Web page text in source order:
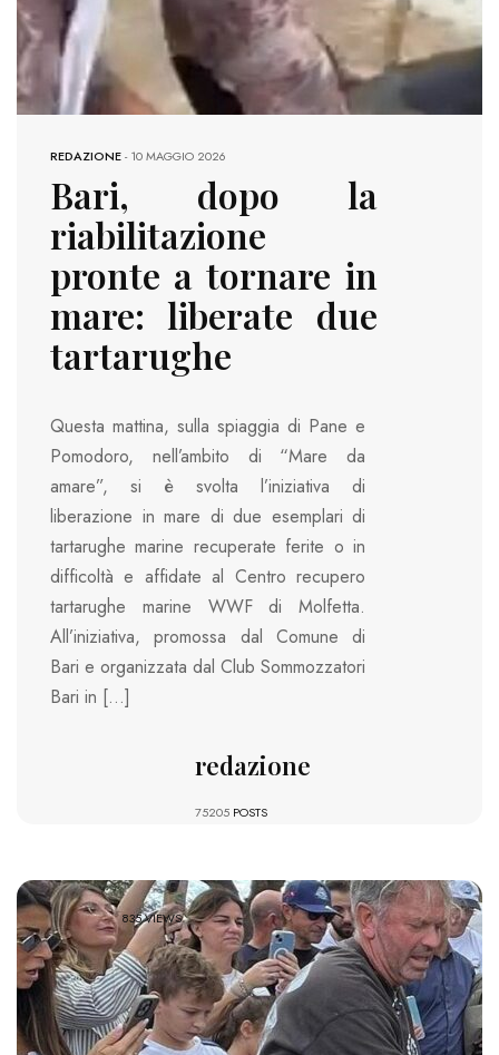
REDAZIONE-10 MAGGIO 2026
Bari, dopo la
riabilitazione
pronte a tornare in
mare: liberate due
tartarughe
Questa mattina, sulla spiaggia di Pane e
Pomodoro, nell’ambito di “Mare da
amare”, si è svolta l’iniziativa di
liberazione in mare di due esemplari di
tartarughe marine recuperate ferite o in
difficoltà e affidate al Centro recupero
tartarughe marine WWF di Molfetta.
All’iniziativa, promossa dal Comune di
Bari e organizzata dal Club Sommozzatori
Bari in […]
redazione
75205 POSTS
835 VIEWS